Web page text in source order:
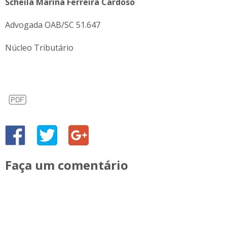
Advogada OAB/SC 51.647
Núcleo Tributário
Faça um comentário